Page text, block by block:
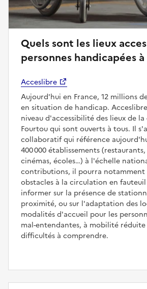
Quels sont les lieux
personnes handicapées
Acceslibre
Aujourd'hui en France, 12 millions
en situation de handicap.
niveau d'accessibilité des lieux de
Fourtou qui sont ouverts à tous. Il
collaboratif qui référence
400 000 établissements
cinémas, écoles…) à l'échelle
contributions, il pourra notamment
obstacles à la circulation en
informer sur la présence de
proximité, ou sur l'adaptation des
modalités d'accueil pour les
mal-entendantes, à mobilité
difficultés à comprendre.